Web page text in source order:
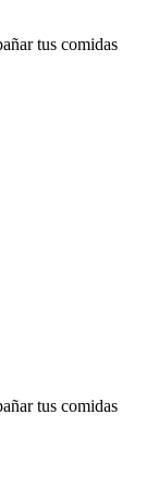
tus comidas
tus comidas